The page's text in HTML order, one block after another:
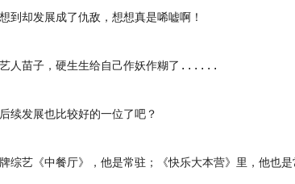
却发展成了仇敌，想想真是唏嘘啊！
人苗子，硬生生给自己作妖作糊了......
发展也比较好的一位了吧？
艺《中餐厅》，他是常驻；《快乐大本营》里，他也是